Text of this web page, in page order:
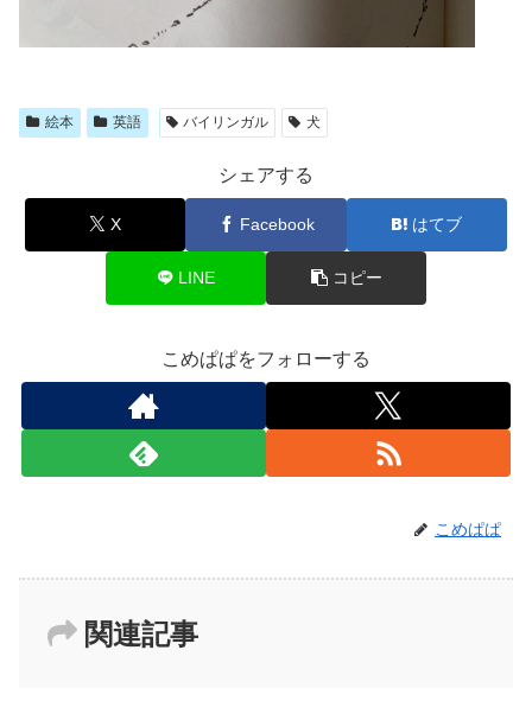
絵本 英語 バイリンガル 犬
シェアする
X Facebook はてブ
LINE コピー
こめぱぱをフォローする
こめぱぱ
関連記事